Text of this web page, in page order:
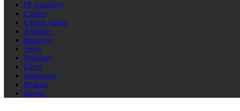
FF Academy
Cursuri
Cursuri online
Admitere
Înscrie-te
Tarife
Profesori
Elevii
Spectacole
Proiecte
Despre